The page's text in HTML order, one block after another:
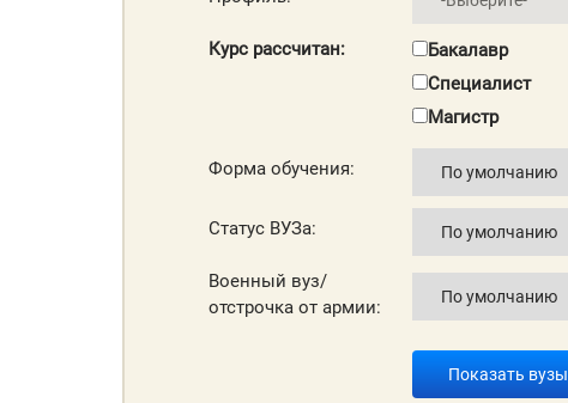
Курс рассчитан:
Бакалавр
Специалист
Магистр
Форма обучения:
Статус ВУЗа:
Военный вуз/
отстрочка от армии:
Показать вузы